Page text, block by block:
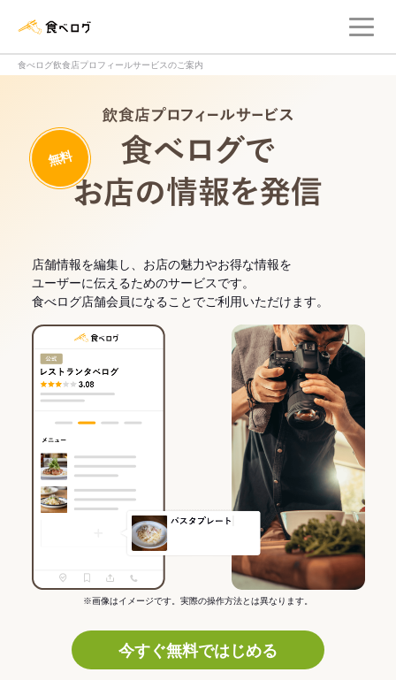
食べログ飲食店プロフィールサービスのご案内
無料
店舗情報を編集し、お店の魅力やお得な情報を
ユーザーに伝えるためのサービスです。
食べログ店舗会員になることでご利用いただけます。
※画像はイメージです。実際の操作方法とは異なります。
今すぐ無料ではじめる